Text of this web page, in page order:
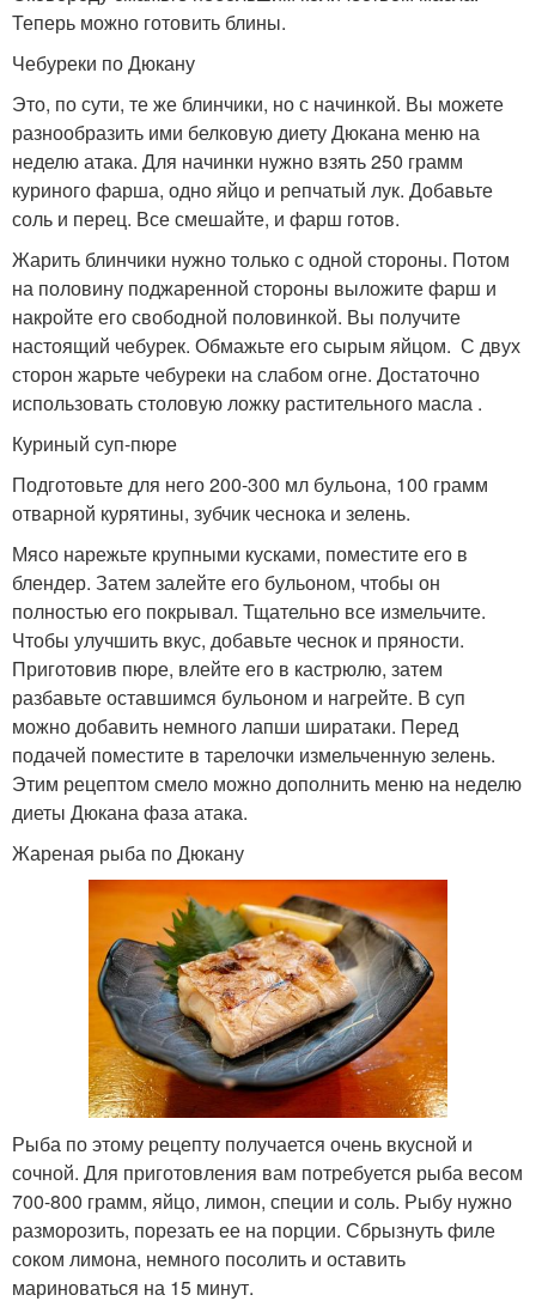
Теперь можно готовить блины.
Чебуреки по Дюкану
Это, по сути, те же блинчики, но с начинкой. Вы можете
разнообразить ими белковую диету Дюкана меню на
неделю атака. Для начинки нужно взять 250 грамм
куриного фарша, одно яйцо и репчатый лук. Добавьте
соль и перец. Все смешайте, и фарш готов.
Жарить блинчики нужно только с одной стороны. Потом
на половину поджаренной стороны выложите фарш и
накройте его свободной половинкой. Вы получите
настоящий чебурек. Обмажьте его сырым яйцом. С двух
сторон жарьте чебуреки на слабом огне. Достаточно
использовать столовую ложку растительного масла .
Куриный суп-пюре
Подготовьте для него 200-300 мл бульона, 100 грамм
отварной курятины, зубчик чеснока и зелень.
Мясо нарежьте крупными кусками, поместите его в
блендер. Затем залейте его бульоном, чтобы он
полностью его покрывал. Тщательно все измельчите.
Чтобы улучшить вкус, добавьте чеснок и пряности.
Приготовив пюре, влейте его в кастрюлю, затем
разбавьте оставшимся бульоном и нагрейте. В суп
можно добавить немного лапши ширатаки. Перед
подачей поместите в тарелочки измельченную зелень.
Этим рецептом смело можно дополнить меню на неделю
диеты Дюкана фаза атака.
Жареная рыба по Дюкану
Рыба по этому рецепту получается очень вкусной и
сочной. Для приготовления вам потребуется рыба весом
700-800 грамм, яйцо, лимон, специи и соль. Рыбу нужно
разморозить, порезать ее на порции. Сбрызнуть филе
соком лимона, немного посолить и оставить
мариноваться на 15 минут.